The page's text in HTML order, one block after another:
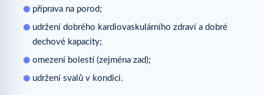
příprava na porod;
udržení dobrého kardiovaskulárního zdraví a dobré
dechové kapacity;
omezení bolestí (zejména zad);
udržení svalů v kondici.